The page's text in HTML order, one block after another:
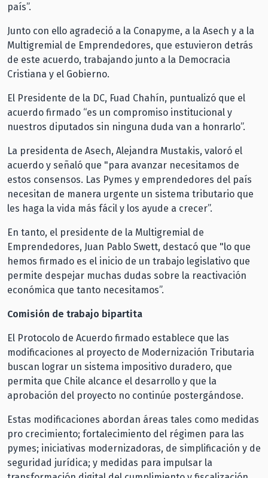
país”.
Junto con ello agradeció a la Conapyme, a la Asech y a la
Multigremial de Emprendedores, que estuvieron detrás
de este acuerdo, trabajando junto a la Democracia
Cristiana y el Gobierno.
El Presidente de la DC, Fuad Chahín, puntualizó que el
acuerdo firmado “es un compromiso institucional y
nuestros diputados sin ninguna duda van a honrarlo”.
La presidenta de Asech, Alejandra Mustakis, valoró el
acuerdo y señaló que "para avanzar necesitamos de
estos consensos. Las Pymes y emprendedores del país
necesitan de manera urgente un sistema tributario que
les haga la vida más fácil y los ayude a crecer”.
En tanto, el presidente de la Multigremial de
Emprendedores, Juan Pablo Swett, destacó que "lo que
hemos firmado es el inicio de un trabajo legislativo que
permite despejar muchas dudas sobre la reactivación
económica que tanto necesitamos”.
Comisión de trabajo bipartita
El Protocolo de Acuerdo firmado establece que las
modificaciones al proyecto de Modernización Tributaria
buscan lograr un sistema impositivo duradero, que
permita que Chile alcance el desarrollo y que la
aprobación del proyecto no continúe postergándose.
Estas modificaciones abordan áreas tales como medidas
pro crecimiento; fortalecimiento del régimen para las
pymes; iniciativas modernizadoras, de simplificación y de
seguridad jurídica; y medidas para impulsar la